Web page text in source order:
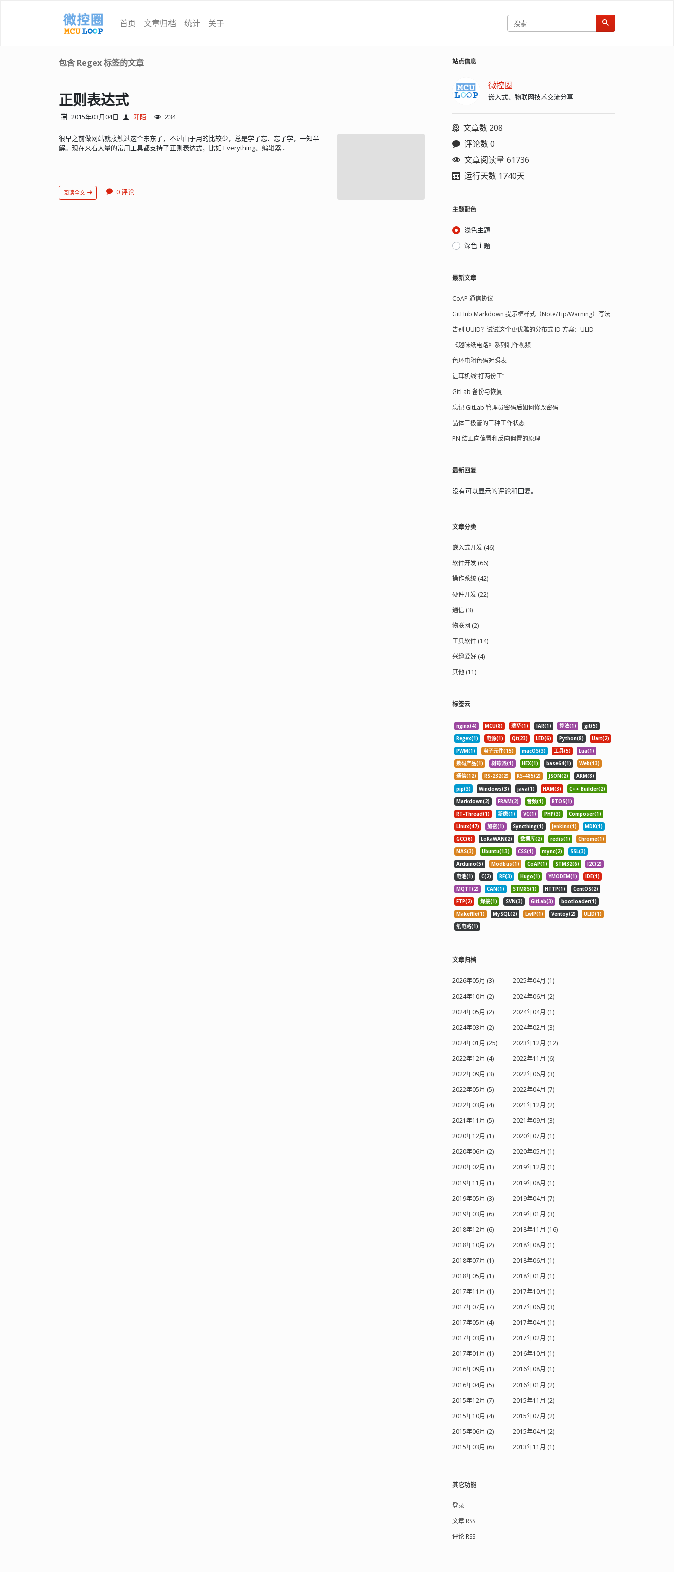
首页 文章归档 统计 关于
包含 Regex 标签的文章
正则表达式
2015年03月04日 阡陌 234
很早之前做网站就接触过这个东东了，不过由于用的比较少，总是学了忘、忘了学，一知半
解。现在来看大量的常用工具都支持了正则表达式，比如 Everything、编辑器...
阅读全文 0 评论
站点信息
微控圈
嵌入式、物联网技术交流分享
文章数 208
评论数 0
文章阅读量 61736
运行天数 1740天
主题配色
浅色主题
深色主题
最新文章
CoAP 通信协议
GitHub Markdown 提示框样式（Note/Tip/Warning）写法
告别 UUID？试试这个更优雅的分布式 ID 方案：ULID
《趣味纸电路》系列制作视频
色环电阻色码对照表
让耳机线“打两份工”
GitLab 备份与恢复
忘记 GitLab 管理员密码后如何修改密码
晶体三极管的三种工作状态
PN 结正向偏置和反向偏置的原理
最新回复
没有可以显示的评论和回复。
文章分类
嵌入式开发 (46)
软件开发 (66)
操作系统 (42)
硬件开发 (22)
通信 (3)
物联网 (2)
工具软件 (14)
兴趣爱好 (4)
其他 (11)
标签云
nginx(4) MCU(8) 瑞萨(1) IAR(1) 算法(1)
git(5)
Regex(1)
电源(1) Qt(23) LED(6) Python(8)
Uart(2)
PWM(1)
电子元件(15) macOS(3) 工具(5)
Lua(1)
数码产品(1)
树莓派(1) HEX(1) base64(1)
Web(13)
通信(12)
RS-232(2) RS-485(2) JSON(2)
ARM(8)
pip(3)
Windows(3) java(1) HAM(3)
C++ Builder(2)
Markdown(2)
FRAM(2) 音频(1)
RTOS(1)
RT-Thread(1)
新唐(1) VC(1) PHP(3)
Composer(1)
Linux(47)
加密(1) Syncthing(1) Jenkins(1)
MDK(1)
GCC(6)
LoRaWAN(2) 数据库(2) redis(1)
Chrome(1)
NAS(3)
Ubuntu(13) CSS(1) rsync(2)
SSL(3)
Arduino(5)
Modbus(1) CoAP(1) STM32(6)
I2C(2)
电池(1)
C(2) RF(3) Hugo(1) YMODEM(1)
IDE(1)
MQTT(2)
CAN(1) STM8S(1) HTTP(1)
CentOS(2)
FTP(2)
焊接(1) SVN(3) GitLab(3)
bootloader(1)
Makefile(1)
MySQL(2) LwIP(1) Ventoy(2)
ULID(1)
纸电路(1)
文章归档
2026年05月 (3)
2025年04月 (1)
2024年10月 (2)
2024年06月 (2)
2024年05月 (2)
2024年04月 (1)
2024年03月 (2)
2024年02月 (3)
2024年01月 (25)
2023年12月 (12)
2022年12月 (4)
2022年11月 (6)
2022年09月 (3)
2022年06月 (3)
2022年05月 (5)
2022年04月 (7)
2022年03月 (4)
2021年12月 (2)
2021年11月 (5)
2021年09月 (3)
2020年12月 (1)
2020年07月 (1)
2020年06月 (2)
2020年05月 (1)
2020年02月 (1)
2019年12月 (1)
2019年11月 (1)
2019年08月 (1)
2019年05月 (3)
2019年04月 (7)
2019年03月 (6)
2019年01月 (3)
2018年12月 (6)
2018年11月 (16)
2018年10月 (2)
2018年08月 (1)
2018年07月 (1)
2018年06月 (1)
2018年05月 (1)
2018年01月 (1)
2017年11月 (1)
2017年10月 (1)
2017年07月 (7)
2017年06月 (3)
2017年05月 (4)
2017年04月 (1)
2017年03月 (1)
2017年02月 (1)
2017年01月 (1)
2016年10月 (1)
2016年09月 (1)
2016年08月 (1)
2016年04月 (5)
2016年01月 (2)
2015年12月 (7)
2015年11月 (2)
2015年10月 (4)
2015年07月 (2)
2015年06月 (2)
2015年04月 (2)
2015年03月 (6)
2013年11月 (1)
其它功能
登录
文章 RSS
评论 RSS